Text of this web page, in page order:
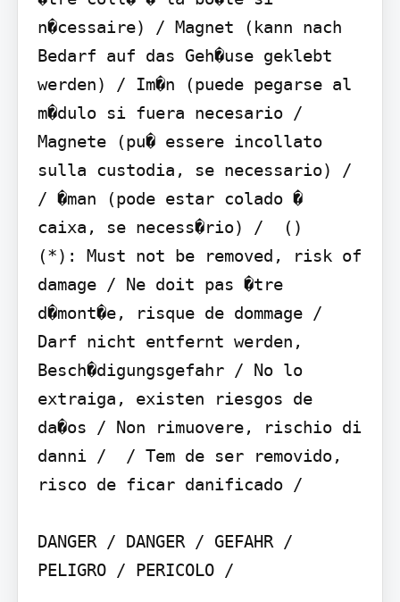
n�cessaire) / Magnet (kann nach
Bedarf auf das Geh�use geklebt
werden) / Im�n (puede pegarse al
m�dulo si fuera necesario /
Magnete (pu� essere incollato
sulla custodia, se necessario) /
/ �man (pode estar colado �
caixa, se necess�rio) /  ()
(*): Must not be removed, risk of
damage / Ne doit pas �tre
d�mont�e, risque de dommage /
Darf nicht entfernt werden,
Besch�digungsgefahr / No lo
extraiga, existen riesgos de
da�os / Non rimuovere, rischio di
danni /  / Tem de ser removido,
risco de ficar danificado /
DANGER / DANGER / GEFAHR /
PELIGRO / PERICOLO /